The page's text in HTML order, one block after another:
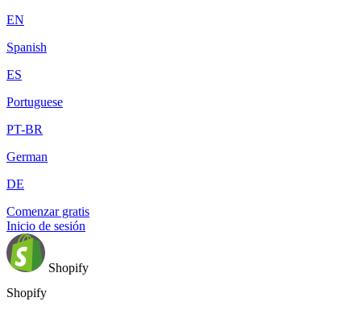
EN
Spanish
ES
Portuguese
PT-BR
German
DE
Comenzar gratis
Inicio de sesión
Shopify
Shopify